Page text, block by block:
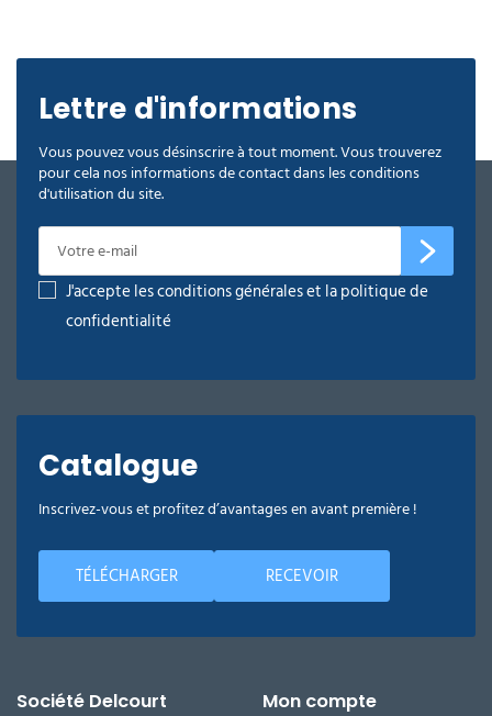
Lettre d'informations
Vous pouvez vous désinscrire à tout moment. Vous trouverez
pour cela nos informations de contact dans les conditions
d'utilisation du site.
J'accepte les conditions générales et la politique de
confidentialité
Catalogue
Inscrivez-vous et profitez d’avantages en avant première !
TÉLÉCHARGER RECEVOIR
Société Delcourt
Mon compte